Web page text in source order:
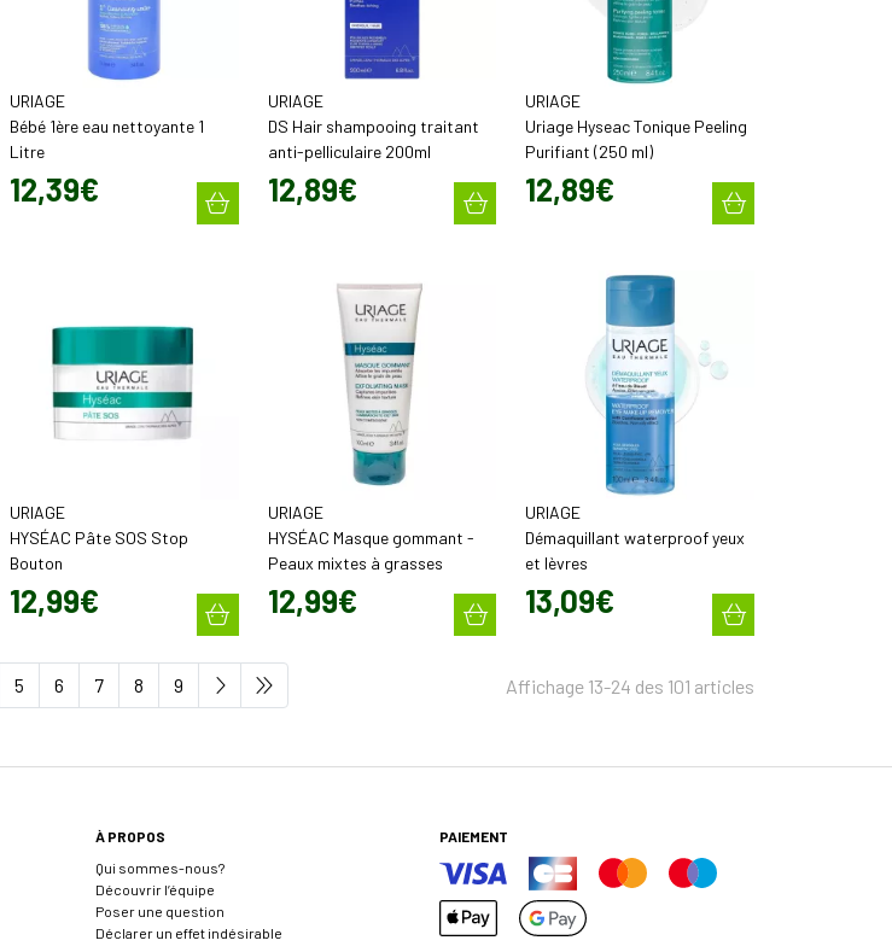
URIAGE
Bébé 1ère eau nettoyante 1
Litre
12,39€
URIAGE
DS Hair shampooing traitant
anti-pelliculaire 200ml
12,89€
URIAGE
Uriage Hyseac Tonique Peeling
Purifiant (250 ml)
12,89€
URIAGE
HYSÉAC Pâte SOS Stop
Bouton
12,99€
URIAGE
HYSÉAC Masque gommant -
Peaux mixtes à grasses
12,99€
URIAGE
Démaquillant waterproof yeux
et lèvres
13,09€
Affichage 13-24 des 101 articles
5 6 7 8 9
À PROPOS
Qui sommes-nous?
Découvrir l’équipe
Poser une question
Déclarer un effet indésirable
PAIEMENT